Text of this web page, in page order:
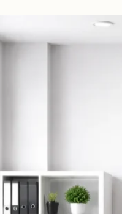
Wahlkampf auf Facebook
Reichweite & Community über